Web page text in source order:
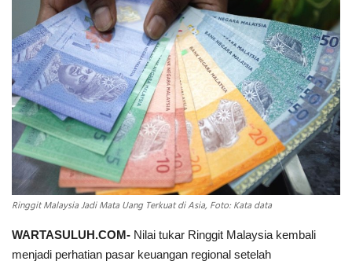
PSPS PEKANBARU
LIFESTYLE
INDEKS
HEALTHY
Ringgit Malaysia Jadi Mata Uang Terkuat di Asia, Foto: Kata data
WARTASULUH.COM- Nilai tukar Ringgit Malaysia kembali
menjadi perhatian pasar keuangan regional setelah